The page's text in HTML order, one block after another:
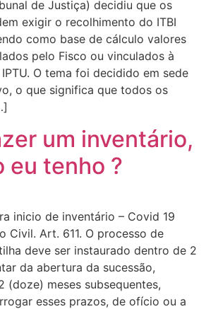
de Justiça) decidiu que os
exigir o recolhimento do ITBI
como base de cálculo valores
pelo Fisco ou vinculados à
O tema foi decidido em sede
o que significa que todos os
um inventário,
eu tenho ?
inicio de inventário – Covid 19
Civil. Art. 611. O processo de
deve ser instaurado dentro de 2
da abertura da sucessão,
(doze) meses subsequentes,
esses prazos, de ofício ou a